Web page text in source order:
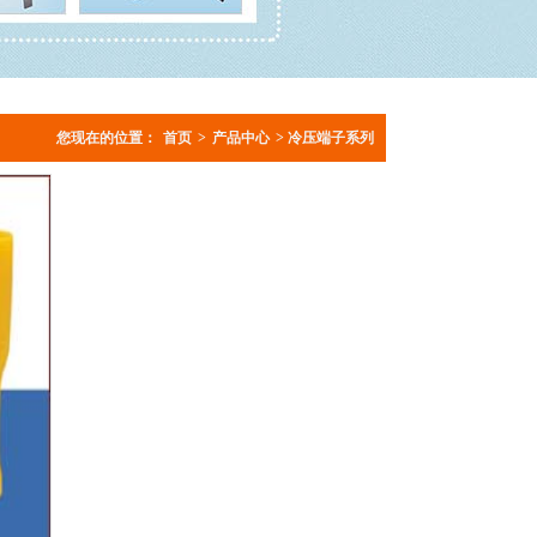
您现在的位置： 首页 > 产品中心 > 冷压端子系列